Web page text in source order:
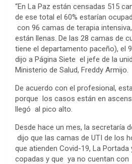
“En La Paz están censadas 515
de ese total el 60% estarían
con 96 camas de terapia
están llenas. De las 28 camas de
tiene el departamento paceño), el
dijo a Página Siete el jefe de la
Ministerio de Salud, Freddy Armijo.
De acuerdo con el profesional,
porque los casos están en
llegó al pico alto.
Desde hace un mes, la secretaría
dijo que las camas de UTI de los
que atienden Covid-19, La
copadas y que ya no cuentan